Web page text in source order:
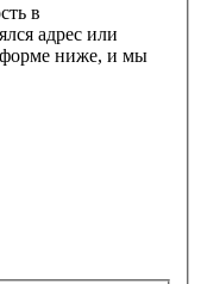
в
адрес или
форме ниже, и мы